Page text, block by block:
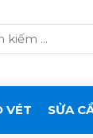
VÉT SỬA